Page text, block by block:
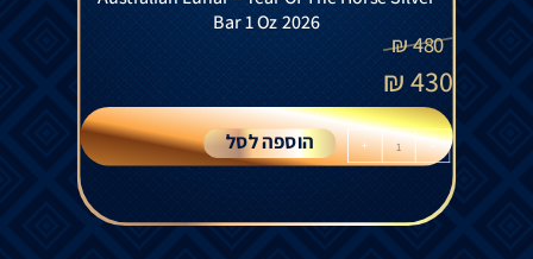
Bar 1 Oz 2026
480
₪
430
₪
-
+ הוספה לסל